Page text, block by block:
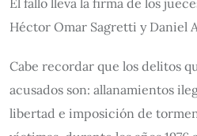
El fallo lleva la firma de los
Héctor Omar Sagretti y Daniel
Cabe recordar que los delitos
acusados son: allanamientos
libertad e imposición de